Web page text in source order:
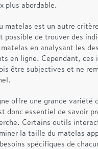
plus abordable.
matelas est un autre
possible de trouver des
en analysant les
en ligne. Cependant, ces
être subjectives et ne
offre une grande variété
donc essentiel de savoir
Certains outils
la taille du matelas
spécifiques de